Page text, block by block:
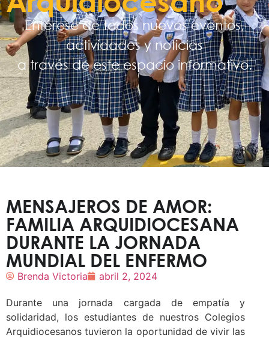
Entérese de todos nuevos eventos,
actividades y noticias
a través de este espacio informativo.
MENSAJEROS DE AMOR:
FAMILIA ARQUIDIOCESANA
DURANTE LA JORNADA
MUNDIAL DEL ENFERMO
Brenda Victoria abril 2, 2024
Durante una jornada cargada de empatía y
solidaridad, los estudiantes de nuestros Colegios
Arquidiocesanos tuvieron la oportunidad de vivir las